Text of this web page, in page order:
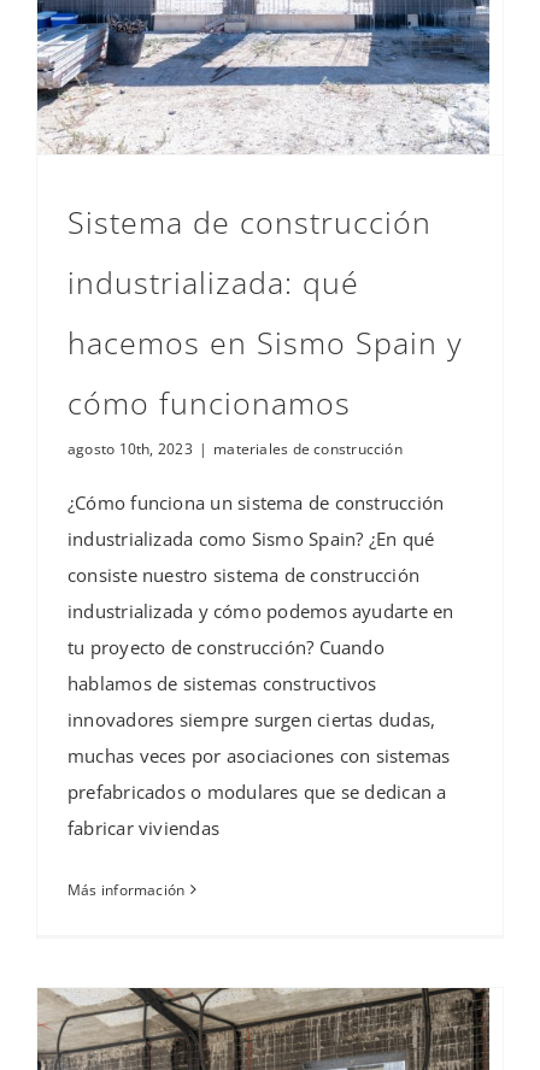
Sistema de construcción
industrializada: qué
hacemos en Sismo Spain y
cómo funcionamos
agosto 10th, 2023 | materiales de construcción
¿Cómo funciona un sistema de construcción
industrializada como Sismo Spain? ¿En qué
consiste nuestro sistema de construcción
industrializada y cómo podemos ayudarte en
tu proyecto de construcción? Cuando
hablamos de sistemas constructivos
innovadores siempre surgen ciertas dudas,
muchas veces por asociaciones con sistemas
prefabricados o modulares que se dedican a
fabricar viviendas
Más información